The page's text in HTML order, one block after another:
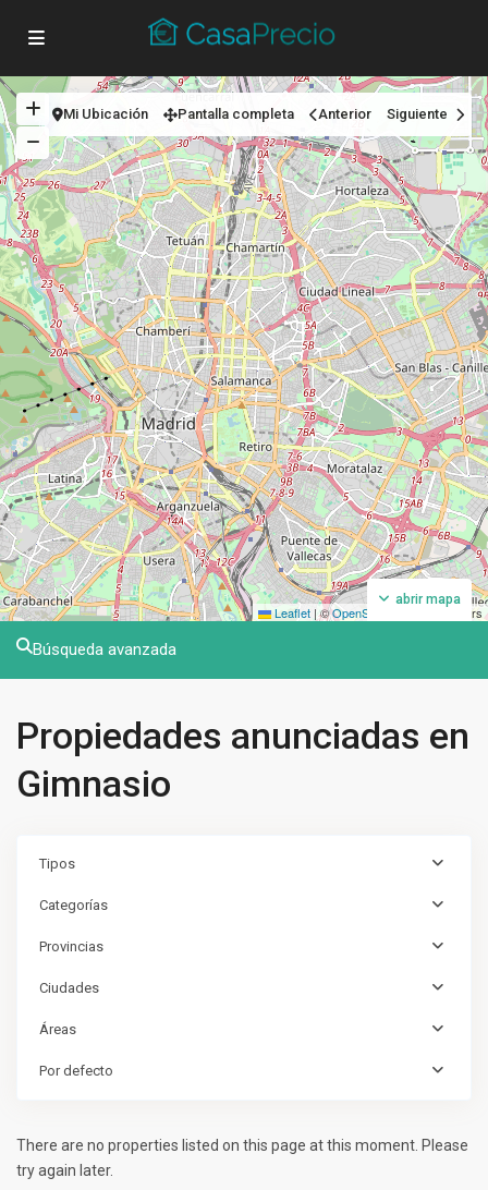
Leaflet |©OpenStreetMap contributors
abrir mapa
Mi Ubicación Pantalla completa Anterior Siguiente
Búsqueda avanzada
Propiedades anunciadas en
Gimnasio
Tipos
Categorías
Provincias
Ciudades
Áreas
Por defecto
There are no properties listed on this page at this moment. Please
try again later.